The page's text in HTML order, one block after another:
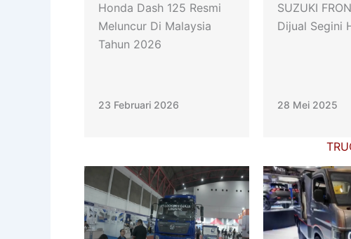
Honda Dash 125 Resmi
Meluncur Di Malaysia
Tahun 2026
23 Februari 2026
SUZUKI
Dijual Segini
28 Mei 2025